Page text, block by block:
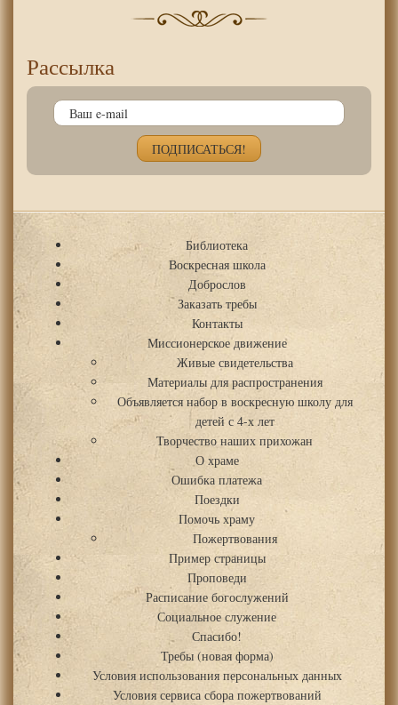
Рассылка
Библиотека
Воскресная школа
Доброслов
Заказать требы
Контакты
Миссионерское движение
Живые свидетельства
Материалы для распространения
Объявляется набор в воскресную школу для
детей с 4-х лет
Творчество наших прихожан
О храме
Ошибка платежа
Поездки
Помочь храму
Пожертвования
Пример страницы
Проповеди
Расписание богослужений
Социальное служение
Спасибо!
Требы (новая форма)
Условия использования персональных данных
Условия сервиса сбора пожертвований